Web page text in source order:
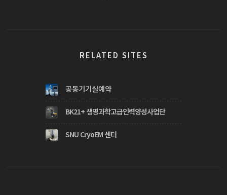
RELATED SITES
공동기기실예약
BK21+ 생명과학고급인력양성사업단
SNU CryoEM 센터